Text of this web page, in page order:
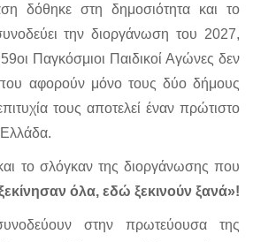
δόθηκε στη δημοσιότητα και το
την διοργάνωση του 2027,
Παγκόσμιοι Παιδικοί Αγώνες δεν
αφορούν μόνο τους δύο δήμους
τους αποτελεί έναν πρώτιστο
Ελλάδα.
το σλόγκαν της διοργάνωσης που
όλα, εδώ ξεκινούν ξανά»!
στην πρωτεύουσα της